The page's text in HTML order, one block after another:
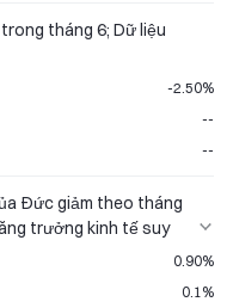
tháng 6; Dữ liệu
-2.50%
--
--
Đức giảm theo tháng
trưởng kinh tế suy
0.90%
0.1%